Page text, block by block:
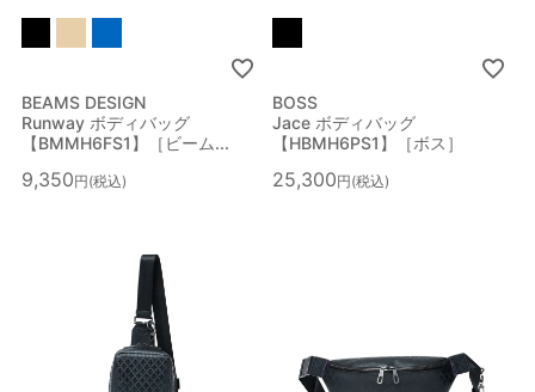
BEAMS DESIGN
Runway ボディバッグ
【BMMH6FS1】［ビーム...
9,350 税込
BOSS
Jace ボディバッグ
【HBMH6PS1】［ボス］
25,300 税込